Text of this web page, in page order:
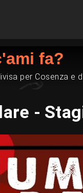
fa?
per Cosenza e
-